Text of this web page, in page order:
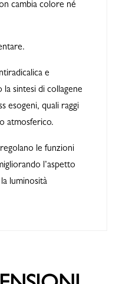
cambia colore né
e
la sintesi di collagene
esogeni, quali raggi
atmosferico.
le funzioni
l’aspetto
luminosità